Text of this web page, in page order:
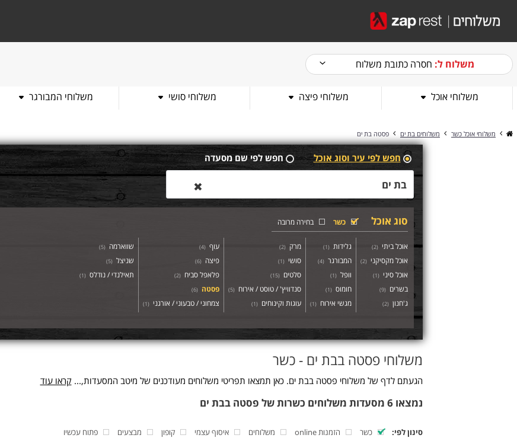
משלוח ל: חסרה כתובת משלוח
משלוחי אוכל משלוחי פיצה משלוחי סושי משלוחי המבורגר
משלוחי אוכל כשר משלוחים בת ים פסטה בת ים
חפש לפי עיר וסוג אוכל חפש לפי שם מסעדה
✖
סוג אוכל כשר בחירה מרובה
אוכל ביתי (
2
)
אוכל מקסיקני (
2
)
אוכל סיני (
1
)
בשרים (
9
)
ג'חנון (
2
)
גלידות (
1
)
המבורגר (
4
)
וופל (
1
)
חומוס (
1
)
מגשי אירוח (
1
)
מרק (
2
)
סושי (
1
)
סלטים (
15
)
סנדוויץ' / טוסט / אירוח (
5
)
עוגות וקינוחים (
1
)
עוף (
4
)
פיצה (
6
)
פלאפל סביח (
2
)
פסטה (
6
)
צמחוני / טבעוני / אורגני (
1
)
שווארמה (
5
)
שניצל (
5
)
תאילנדי / נודלס (
1
)
משלוחי פסטה בבת ים - כשר
הגעתם לדף של משלוחי פסטה בבת ים. כאן תמצאו תפריטי משלוחים מעודכנים של מיטב המסעדות,... קראו עוד
נמצאו 6 מסעדות משלוחים כשרות של פסטה בבת ים
סינון לפי: כשר הזמנות online משלוחים איסוף עצמי קופון מבצעים פתוח עכשיו